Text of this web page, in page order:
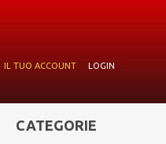
IL TUO ACCOUNT
LOGIN
CATEGORIE